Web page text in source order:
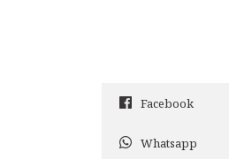
Facebook
Whatsapp